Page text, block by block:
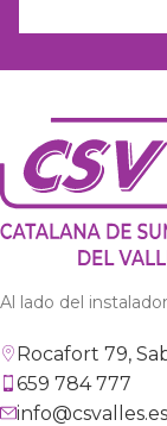
Al lado del instalador
Rocafort 79,
659 784 777
info@csvalles.es